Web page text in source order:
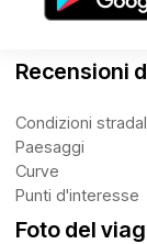
Recensioni
Condizioni
Paesaggi
Curve
Punti d'interesse
Foto del